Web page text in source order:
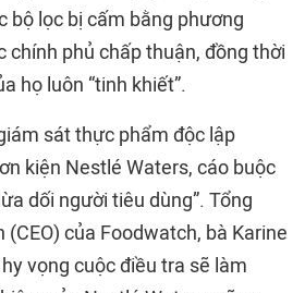
bộ lọc bị cấm bằng phương
chính phủ chấp thuận, đồng thời
họ luôn “tinh khiết”.
sát thực phẩm độc lập
kiện Nestlé Waters, cáo buộc
dối người tiêu dùng”. Tổng
(CEO) của Foodwatch, bà Karine
vọng cuộc điều tra sẽ làm